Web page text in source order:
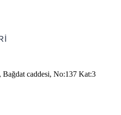
Bağdat caddesi, No:137 Kat:3